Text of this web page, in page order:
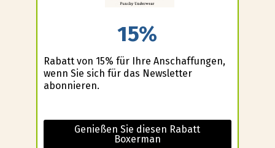
15%
Rabatt von 15% für Ihre Anschaffungen,
wenn Sie sich für das Newsletter
abonnieren.
Genießen Sie diesen Rabatt
Boxerman